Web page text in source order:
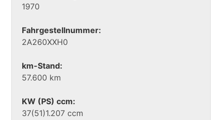
1970
Fahrgestellnummer:
2A260XXH0
km-Stand:
57.600 km
KW (PS) ccm:
37(51)1.207 ccm